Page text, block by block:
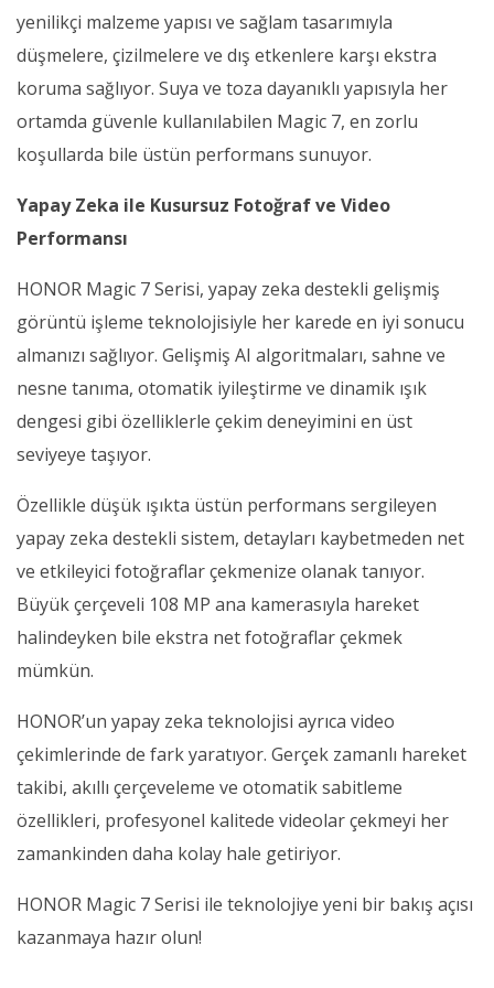
yenilikçi malzeme yapısı ve sağlam tasarımıyla
düşmelere, çizilmelere ve dış etkenlere karşı ekstra
koruma sağlıyor. Suya ve toza dayanıklı yapısıyla her
ortamda güvenle kullanılabilen Magic 7, en zorlu
koşullarda bile üstün performans sunuyor.
Yapay Zeka ile Kusursuz Fotoğraf ve Video
Performansı
HONOR Magic 7 Serisi, yapay zeka destekli gelişmiş
görüntü işleme teknolojisiyle her karede en iyi sonucu
almanızı sağlıyor. Gelişmiş AI algoritmaları, sahne ve
nesne tanıma, otomatik iyileştirme ve dinamik ışık
dengesi gibi özelliklerle çekim deneyimini en üst
seviyeye taşıyor.
Özellikle düşük ışıkta üstün performans sergileyen
yapay zeka destekli sistem, detayları kaybetmeden net
ve etkileyici fotoğraflar çekmenize olanak tanıyor.
Büyük çerçeveli 108 MP ana kamerasıyla hareket
halindeyken bile ekstra net fotoğraflar çekmek
mümkün.
HONOR’un yapay zeka teknolojisi ayrıca video
çekimlerinde de fark yaratıyor. Gerçek zamanlı hareket
takibi, akıllı çerçeveleme ve otomatik sabitleme
özellikleri, profesyonel kalitede videolar çekmeyi her
zamankinden daha kolay hale getiriyor.
HONOR Magic 7 Serisi ile teknolojiye yeni bir bakış açısı
kazanmaya hazır olun!